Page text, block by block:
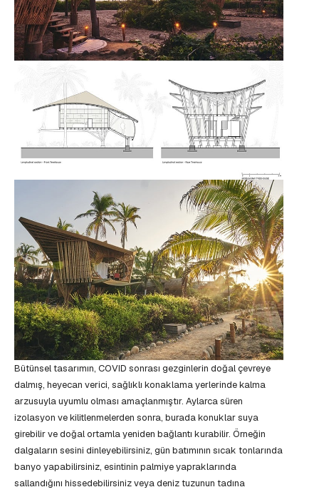
Bütünsel tasarımın, COVID sonrası gezginlerin doğal çevreye
dalmış, heyecan verici, sağlıklı konaklama yerlerinde kalma
arzusuyla uyumlu olması amaçlanmıştır. Aylarca süren
izolasyon ve kilitlenmelerden sonra, burada konuklar suya
girebilir ve doğal ortamla yeniden bağlantı kurabilir. Örneğin
dalgaların sesini dinleyebilirsiniz, gün batımının sıcak tonlarında
banyo yapabilirsiniz, esintinin palmiye yapraklarında
sallandığını hissedebilirsiniz veya deniz tuzunun tadına